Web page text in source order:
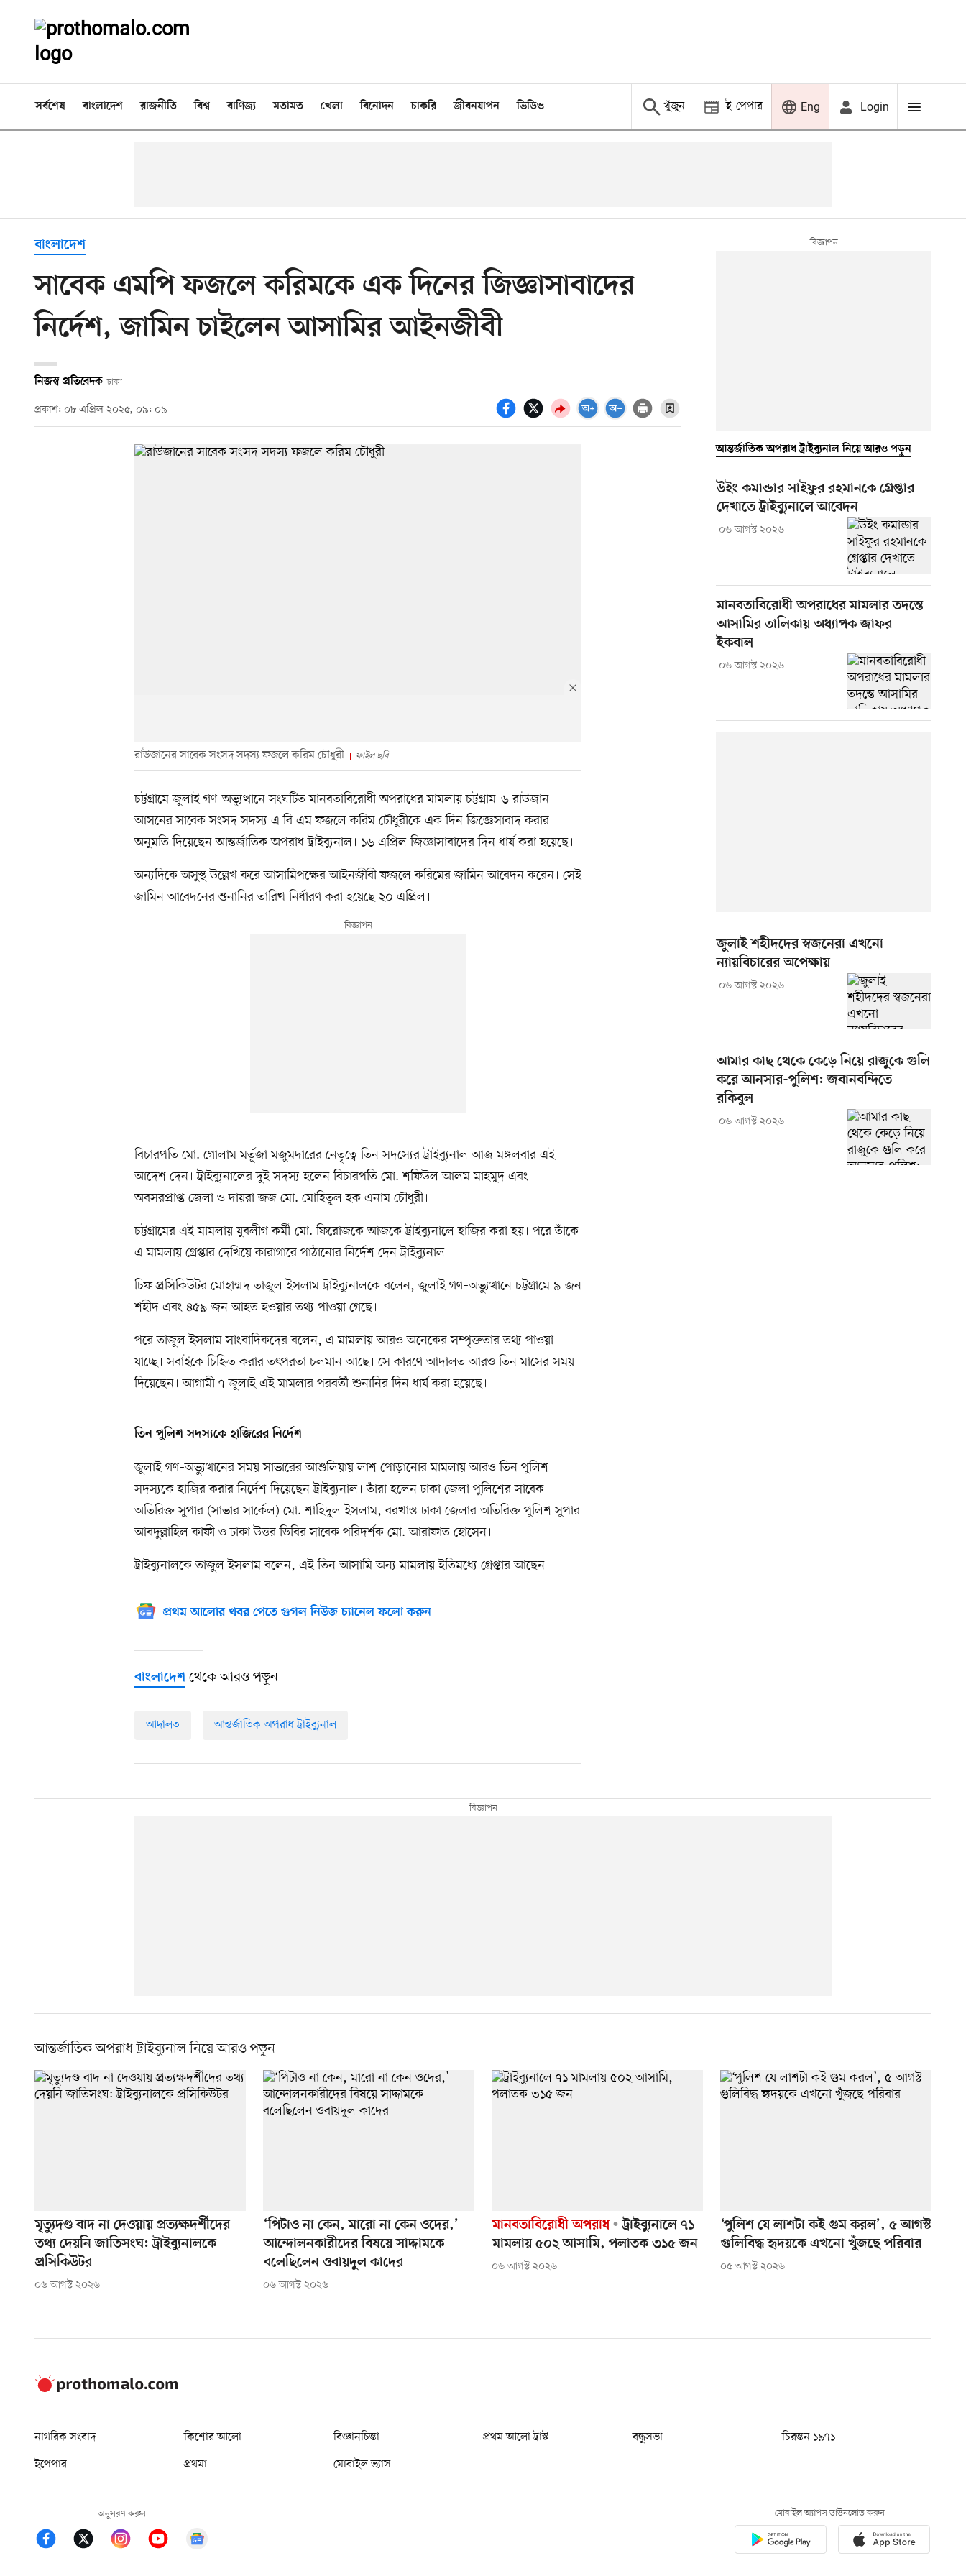
সর্বশেষ বাংলাদেশ রাজনীতি বিশ্ব বাণিজ্য মতামত খেলা বিনোদন চাকরি জীবনযাপন ভিডিও খুঁজুন ই-পেপার Eng Login
বাংলাদেশ
সাবেক এমপি ফজলে করিমকে এক দিনের জিজ্ঞাসাবাদের
নির্দেশ, জামিন চাইলেন আসামির আইনজীবী
নিজস্ব প্রতিবেদক ঢাকা
প্রকাশ: ০৮ এপ্রিল ২০২৫, ০৯: ০৯
রাউজানের সাবেক সংসদ সদস্য ফজলে করিম চৌধুরী ফাইল ছবি
চট্টগ্রামে জুলাই গণ-অভ্যুত্থানে সংঘটিত মানবতাবিরোধী অপরাধের মামলায় চট্টগ্রাম-৬ রাউজান
আসনের সাবেক সংসদ সদস্য এ বি এম ফজলে করিম চৌধুরীকে এক দিন জিজ্ঞেসাবাদ করার
অনুমতি দিয়েছেন আন্তর্জাতিক অপরাধ ট্রাইব্যুনাল। ১৬ এপ্রিল জিজ্ঞাসাবাদের দিন ধার্য করা হয়েছে।
অন্যদিকে অসুস্থ উল্লেখ করে আসামিপক্ষের আইনজীবী ফজলে করিমের জামিন আবেদন করেন। সেই
জামিন আবেদনের শুনানির তারিখ নির্ধারণ করা হয়েছে ২০ এপ্রিল।
বিচারপতি মো. গোলাম মর্তূজা মজুমদারের নেতৃত্বে তিন সদস্যের ট্রাইব্যুনাল আজ মঙ্গলবার এই
আদেশ দেন। ট্রাইব্যুনালের দুই সদস্য হলেন বিচারপতি মো. শফিউল আলম মাহমুদ এবং
অবসরপ্রাপ্ত জেলা ও দায়রা জজ মো. মোহিতুল হক এনাম চৌধুরী।
চট্টগ্রামের এই মামলায় যুবলীগ কর্মী মো. ফিরোজকে আজকে ট্রাইব্যুনালে হাজির করা হয়। পরে তাঁকে
এ মামলায় গ্রেপ্তার দেখিয়ে কারাগারে পাঠানোর নির্দেশ দেন ট্রাইব্যুনাল।
চিফ প্রসিকিউটর মোহাম্মদ তাজুল ইসলাম ট্রাইব্যুনালকে বলেন, জুলাই গণ–অভ্যুত্থানে চট্টগ্রামে ৯ জন
শহীদ এবং ৪৫৯ জন আহত হওয়ার তথ্য পাওয়া গেছে।
পরে তাজুল ইসলাম সাংবাদিকদের বলেন, এ মামলায় আরও অনেকের সম্পৃক্ততার তথ্য পাওয়া
যাচ্ছে। সবাইকে চিহ্নিত করার তৎপরতা চলমান আছে। সে কারণে আদালত আরও তিন মাসের সময়
দিয়েছেন। আগামী ৭ জুলাই এই মামলার পরবর্তী শুনানির দিন ধার্য করা হয়েছে।
তিন পুলিশ সদস্যকে হাজিরের নির্দেশ
জুলাই গণ–অভ্যুত্থানের সময় সাভারের আশুলিয়ায় লাশ পোড়ানোর মামলায় আরও তিন পুলিশ
সদস্যকে হাজির করার নির্দেশ দিয়েছেন ট্রাইব্যুনাল। তাঁরা হলেন ঢাকা জেলা পুলিশের সাবেক
অতিরিক্ত সুপার (সাভার সার্কেল) মো. শাহিদুল ইসলাম, বরখাস্ত ঢাকা জেলার অতিরিক্ত পুলিশ সুপার
আবদুল্লাহিল কাফী ও ঢাকা উত্তর ডিবির সাবেক পরিদর্শক মো. আরাফাত হোসেন।
ট্রাইব্যুনালকে তাজুল ইসলাম বলেন, এই তিন আসামি অন্য মামলায় ইতিমধ্যে গ্রেপ্তার আছেন।
প্রথম আলোর খবর পেতে গুগল নিউজ চ্যানেল ফলো করুন
বাংলাদেশ থেকে আরও পড়ুন
আদালত আন্তর্জাতিক অপরাধ ট্রাইব্যুনাল
আন্তর্জাতিক অপরাধ ট্রাইব্যুনাল নিয়ে আরও পড়ুন
উইং কমান্ডার সাইফুর রহমানকে গ্রেপ্তার
দেখাতে ট্রাইব্যুনালে আবেদন
০৬ আগস্ট ২০২৬
মানবতাবিরোধী অপরাধের মামলার তদন্তে
আসামির তালিকায় অধ্যাপক জাফর
ইকবাল
০৬ আগস্ট ২০২৬
জুলাই শহীদদের স্বজনেরা এখনো
ন্যায়বিচারের অপেক্ষায়
০৬ আগস্ট ২০২৬
আমার কাছ থেকে কেড়ে নিয়ে রাজুকে গুলি
করে আনসার-পুলিশ: জবানবন্দিতে
রকিবুল
০৬ আগস্ট ২০২৬
আন্তর্জাতিক অপরাধ ট্রাইব্যুনাল নিয়ে আরও পড়ুন
মৃত্যুদণ্ড বাদ না দেওয়ায় প্রত্যক্ষদর্শীদের
তথ্য দেয়নি জাতিসংঘ: ট্রাইব্যুনালকে
প্রসিকিউটর
০৬ আগস্ট ২০২৬
‘পিটাও না কেন, মারো না কেন ওদের,’
আন্দোলনকারীদের বিষয়ে সাদ্দামকে
বলেছিলেন ওবায়দুল কাদের
০৬ আগস্ট ২০২৬
মানবতাবিরোধী অপরাধ
ট্রাইব্যুনালে ৭১
মামলায় ৫০২ আসামি, পলাতক ৩১৫ জন
০৬ আগস্ট ২০২৬
‘পুলিশ যে লাশটা কই গুম করল’, ৫ আগস্ট
গুলিবিদ্ধ হৃদয়কে এখনো খুঁজছে পরিবার
০৫ আগস্ট ২০২৬
নাগরিক সংবাদ কিশোর আলো বিজ্ঞানচিন্তা প্রথম আলো ট্রাস্ট বন্ধুসভা
চিরন্তন ১৯৭১
ইপেপার
প্রথমা মোবাইল ভ্যাস
অনুসরণ করুন মোবাইল অ্যাপস ডাউনলোড করুন